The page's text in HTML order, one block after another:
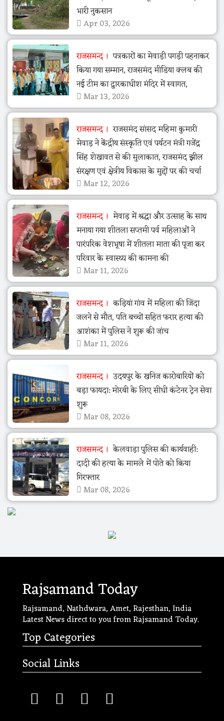
भारी नुकसान
Apr 03, 2026
राजसमन्द
पत्रकारों का मेवाड़ी पगड़ी पहनाकर
किया गया सम्मान, राजसमंद मीडिया क्लब की
नई टीम का द्वारकाधीश मंदिर में स्वागत,
Mar 13, 2026
राजसमन्द
राजसमंद सांसद महिमा कुमारी
मेवाड़ ने केंद्रीय संस्कृति एवं पर्यटन मंत्री गजेंद्र
सिंह शेखावत से की मुलाकात, राजसमंद झील
संरक्षण एवं क्षेत्रीय विकास के मुद्दों पर की चर्चा
Mar 12, 2026
राजसमन्द
मेवाड़ में श्रद्धा और उत्साह के साथ
मनाया गया शीतला सप्तमी पर्व महिलाओं ने
पारंपरिक वेशभूषा में शीतला माता की पूजा कर
परिवार के स्वास्थ्य की कामना की
Mar 11, 2026
राजसमन्द
कड़ियां गांव में महिला की जिंदा
जलने से मौत, पति बच्चों सहित फरार हत्या की
आशंका में पुलिस ने शुरू की जांच
Mar 11, 2026
राजसमन्द
उदयपुर के खनिज कारोबारियों को
बड़ा फायदा: मोरबी के लिए सीधी कंटेनर ट्रेन सेवा
शुरू
Mar 08, 2026
राजसमन्द
केलवाड़ा पुलिस की कार्यवाही:
दादी की हत्या के मामले में पोते को किया
गिरफ्तार
Mar 08, 2026
Rajsamand Today
Rajsamand, Nathdwara, Amet, Rajesthan, India
Latest News direct to you from Rajsamand Today.
Top Categories
Social Links